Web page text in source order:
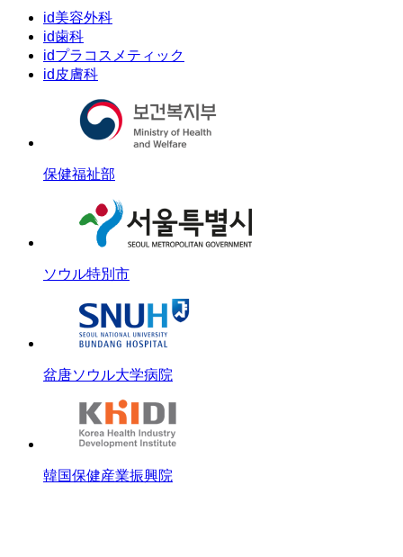
id美容外科
id歯科
idプラコスメティック
id皮膚科
保健福祉部
ソウル特別市
盆唐ソウル大学病院
韓国保健産業振興院